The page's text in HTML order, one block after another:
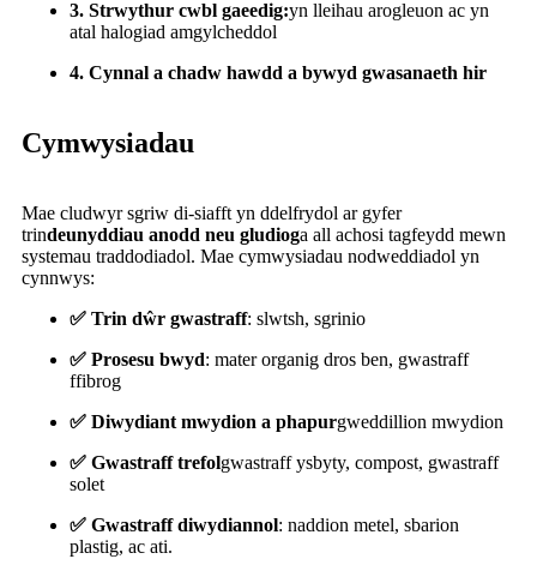
3. Strwythur cwbl gaeedig:yn lleihau arogleuon ac yn
atal halogiad amgylcheddol
4. Cynnal a chadw hawdd a bywyd gwasanaeth hir
Cymwysiadau
Mae cludwyr sgriw di-siafft yn ddelfrydol ar gyfer
trindeunyddiau anodd neu gludioga all achosi tagfeydd mewn
systemau traddodiadol. Mae cymwysiadau nodweddiadol yn
cynnwys:
✅ Trin dŵr gwastraff: slwtsh, sgrinio
✅ Prosesu bwyd: mater organig dros ben, gwastraff
ffibrog
✅ Diwydiant mwydion a phapurgweddillion mwydion
✅ Gwastraff trefolgwastraff ysbyty, compost, gwastraff
solet
✅ Gwastraff diwydiannol: naddion metel, sbarion
plastig, ac ati.